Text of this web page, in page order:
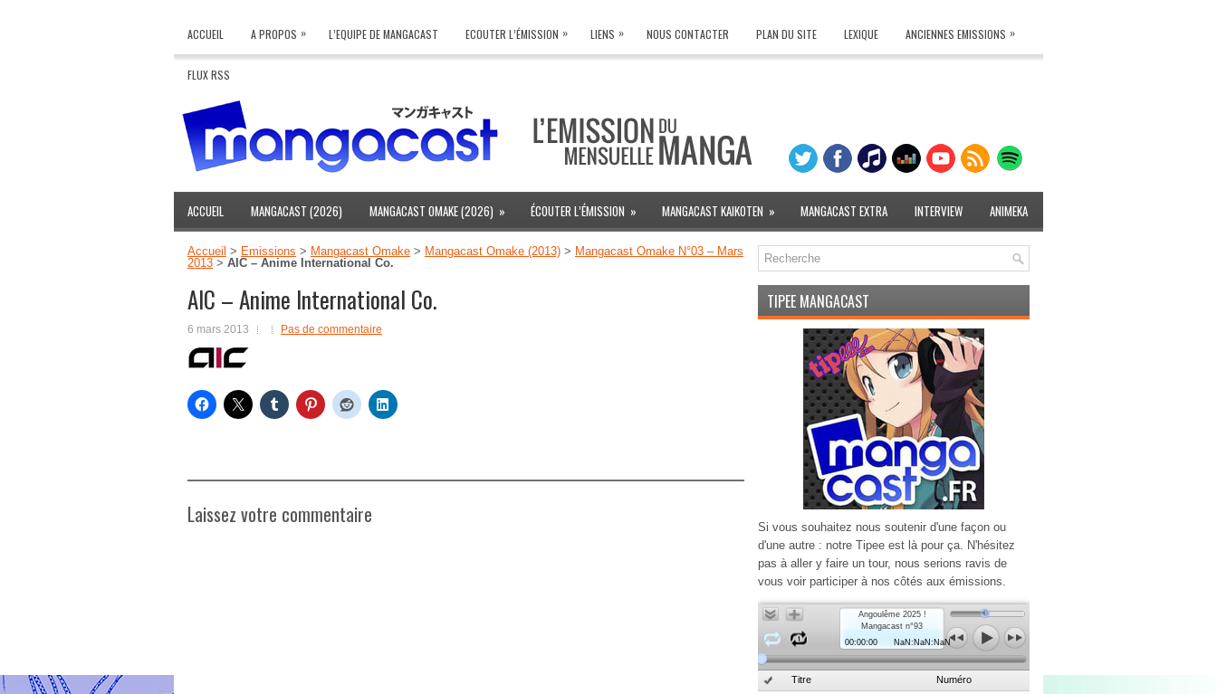
ACCUEIL A PROPOS » L’EQUIPE DE MANGACAST ECOUTER L’ÉMISSION » LIENS » NOUS CONTACTER PLAN DU SITE LEXIQUE ANCIENNES EMISSIONS »
FLUX RSS
ACCUEIL MANGACAST (2026) MANGACAST OMAKE (2026) » ÉCOUTER L’ÉMISSION » MANGACAST KAIKOTEN » MANGACAST EXTRA INTERVIEW ANIMEKA
Accueil > Emissions > Mangacast Omake > Mangacast Omake (2013) > Mangacast Omake N°03 – Mars
2013 > AIC – Anime International Co.
AIC – Anime International Co.
6 mars 2013 Pas de commentaire
Laissez votre commentaire
TIPEE MANGACAST
Si vous souhaitez nous soutenir d'une façon ou
d'une autre : notre Tipee est là pour ça. N'hésitez
pas à aller y faire un tour, nous serions ravis de
vous voir participer à nos côtés aux émissions.
Angoulême 2025 !
Mangacast n°93
00:00:00
NaN:NaN:NaN
Titre Numéro